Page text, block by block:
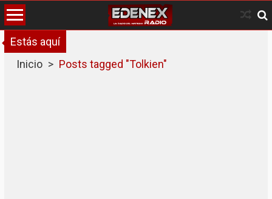
Skip
to
content
Estás aquí
Inicio > Posts tagged "Tolkien"